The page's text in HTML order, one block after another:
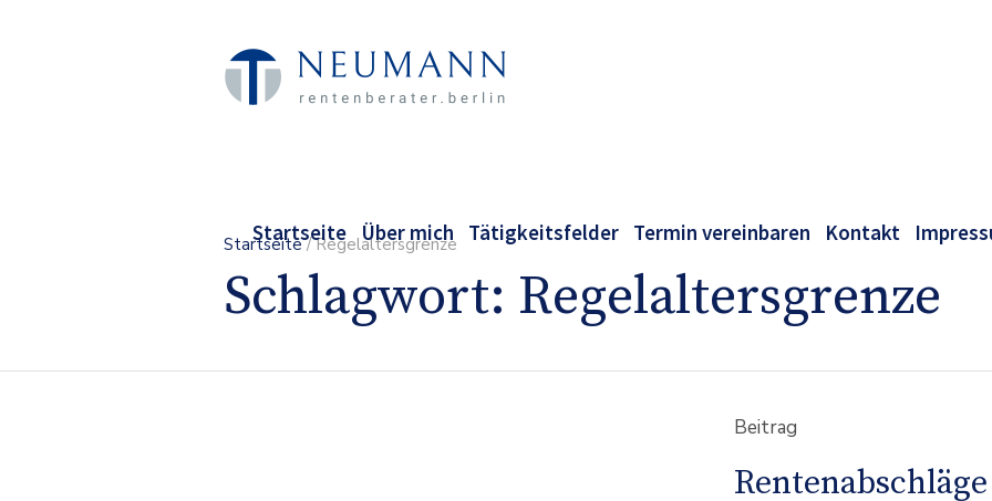
Startseite Über mich Tätigkeitsfelder Termin vereinbaren Kontakt
Startseite /Regelaltersgrenze
Schlagwort: Regelaltersgrenze
Beitrag